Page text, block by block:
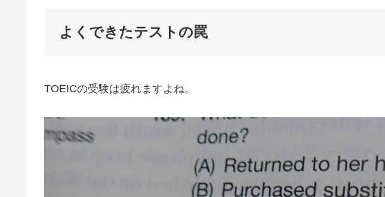
よくできたテストの罠
TOEICの受験は疲れますよね。